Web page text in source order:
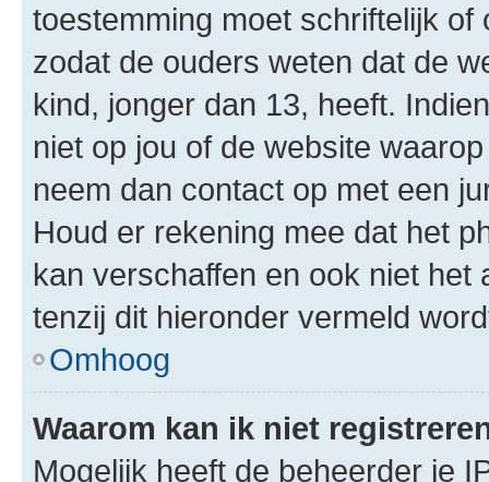
toestemming moet schriftelijk
zodat de ouders weten dat de
kind, jonger dan 13, heeft.
niet op jou of de website
neem dan contact op met een
Houd er rekening mee dat het
kan verschaffen en ook niet
tenzij dit hieronder vermeld
Omhoog
Waarom kan ik niet
Mogelijk heeft de beheerder je